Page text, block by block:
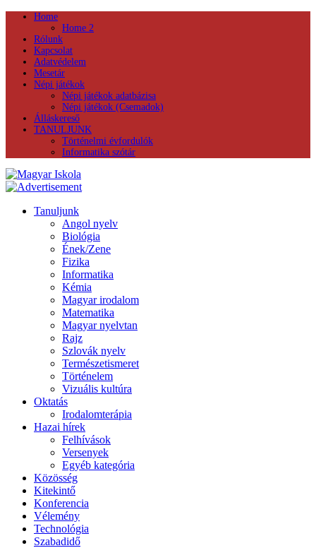
Home
Home 2
Rólunk
Kapcsolat
Adatvédelem
Mesetár
Népi játékok
Népi játékok adatbázisa
Népi játékok (Csemadok)
Álláskereső
TANULJUNK
Történelmi évfordulók
Informatika szótár
Tanuljunk
Angol nyelv
Biológia
Ének/Zene
Fizika
Informatika
Kémia
Magyar irodalom
Matematika
Magyar nyelvtan
Rajz
Szlovák nyelv
Természetismeret
Történelem
Vizuális kultúra
Oktatás
Irodalomterápia
Hazai hírek
Felhívások
Versenyek
Egyéb kategória
Közösség
Kitekintő
Konferencia
Vélemény
Technológia
Szabadidő